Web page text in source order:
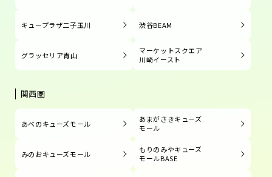
キュープラザ二子玉川 渋谷BEAM
グラッセリア青山
マーケットスクエア
川崎イースト
関西圏
あべのキューズモール
あまがさきキューズ
モール
みのおキューズモール
もりのみやキューズ
モールBASE